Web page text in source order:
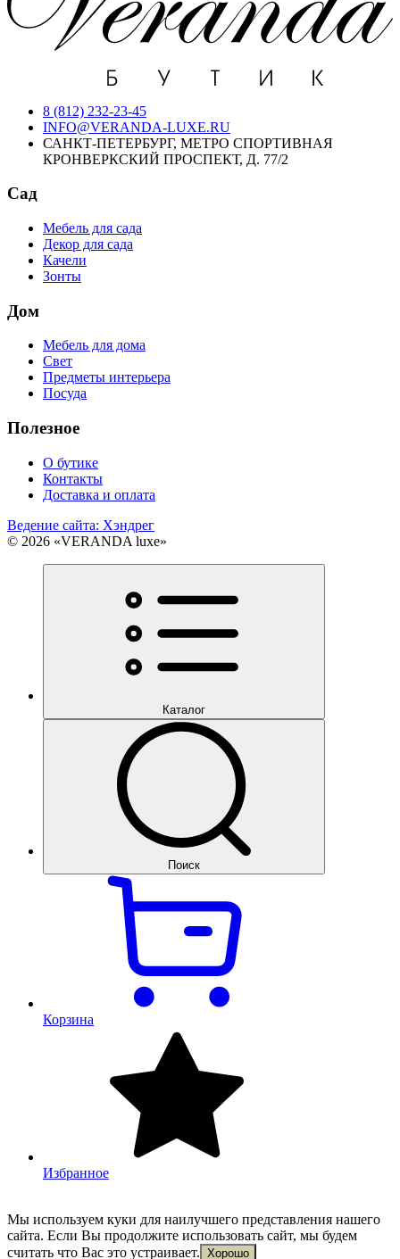
8 (812) 232-23-45
INFO@VERANDA-LUXE.RU
САНКТ-ПЕТЕРБУРГ, МЕТРО СПОРТИВНАЯ
КРОНВЕРКСКИЙ ПРОСПЕКТ, Д. 77/2
Сад
Мебель для сада
Декор для сада
Качели
Зонты
Дом
Мебель для дома
Свет
Предметы интерьера
Посуда
Полезное
О бутике
Контакты
Доставка и оплата
Ведение сайта: Хэндрег
© 2026 «VERANDA luxe»
Каталог
Поиск
Корзина
Избранное
Мы используем куки для наилучшего представления нашего
сайта. Если Вы продолжите использовать сайт, мы будем
считать что Вас это устраивает. Хорошо